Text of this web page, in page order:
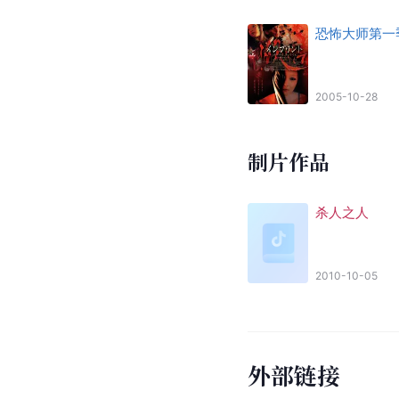
恐怖大师第一
2005-10-28
制片作品
杀人之人
2010-10-05
外部链接